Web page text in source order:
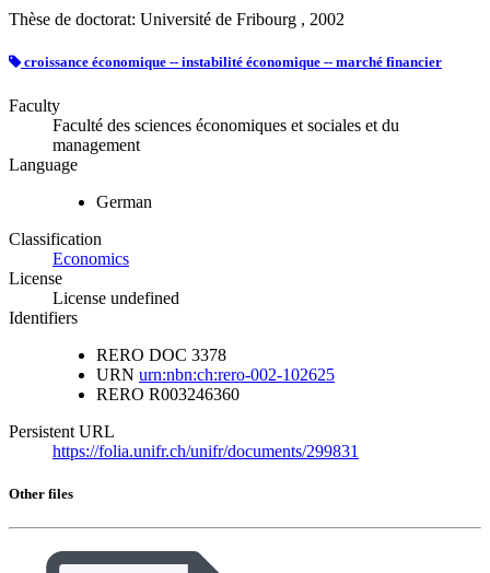
Thèse de doctorat: Université de Fribourg , 2002
croissance économique -- instabilité économique -- marché financier
Faculty
Faculté des sciences économiques et sociales et du
management
Language
German
Classification
Economics
License
License undefined
Identifiers
RERO DOC 3378
URN urn:nbn:ch:rero-002-102625
RERO R003246360
Persistent URL
https://folia.unifr.ch/unifr/documents/299831
Other files